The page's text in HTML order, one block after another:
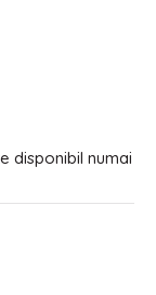
disponibil numai